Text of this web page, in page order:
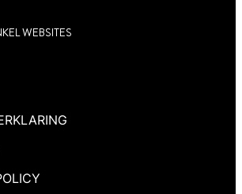
WEBSITES